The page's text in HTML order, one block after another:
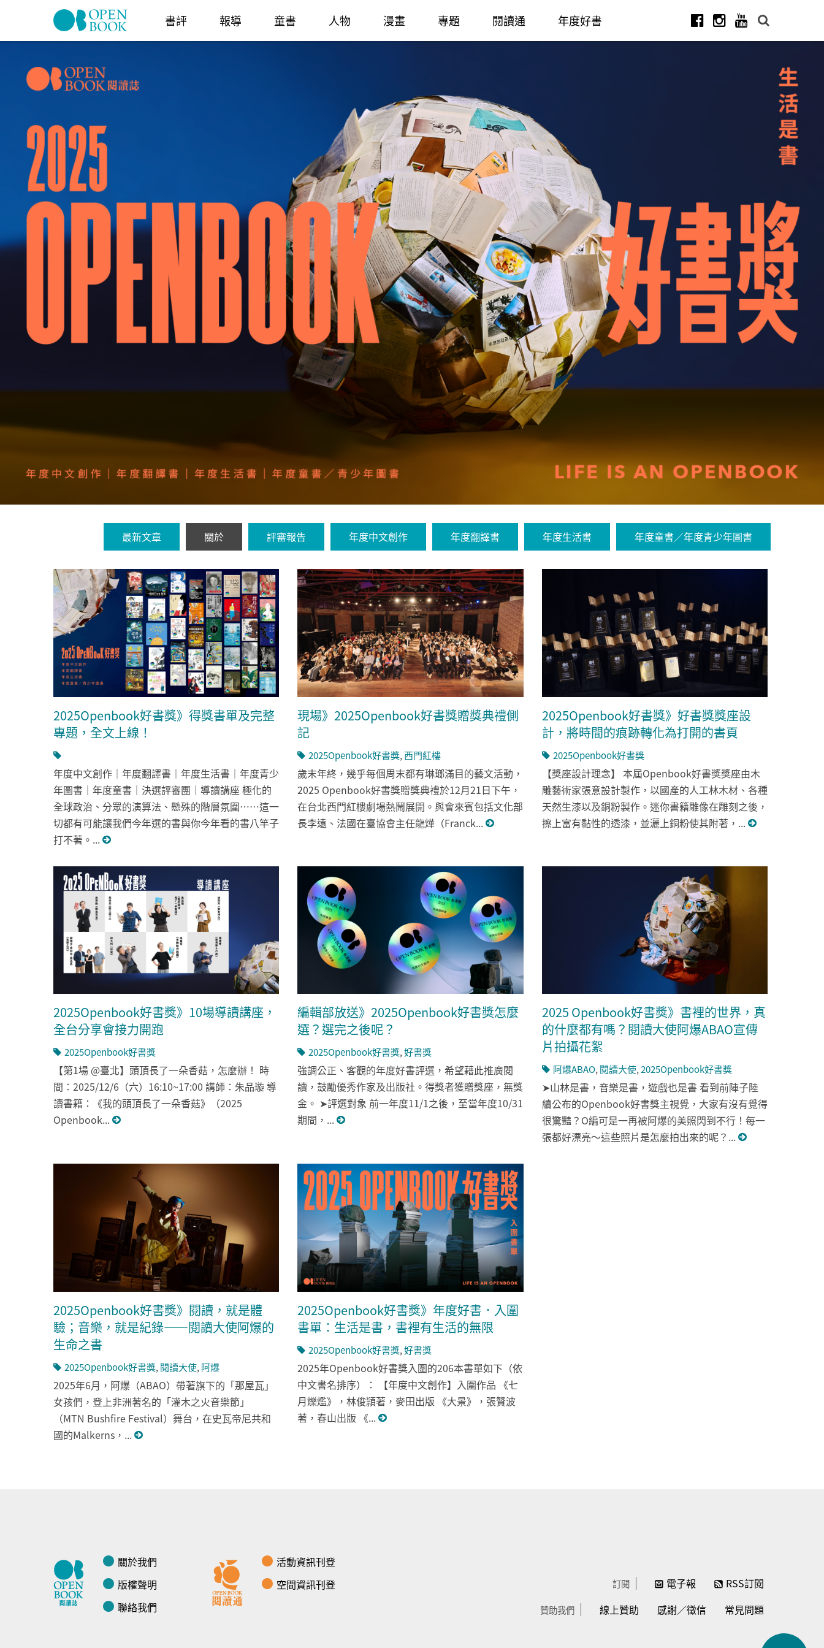
Skip to navigation
書評 報導 童書 人物 漫畫 專題 閱讀通 年度好書
最新文章 關於 評審報告 年度中文創作 年度翻譯書 年度生活書 年度童書／年度青少年圖書
2025Openbook好書獎》得獎書單及完整
專題，全文上線！
年度中文創作｜年度翻譯書｜年度生活書｜年度青少
年圖書｜年度童書｜決選評審團｜導讀講座 極化的
全球政治、分眾的演算法、懸殊的階層氛圍……這一
切都有可能讓我們今年選的書與你今年看的書八竿子
打不著。...
現場》2025Openbook好書獎贈獎典禮側
記
2025Openbook好書獎,西門紅樓
歲末年終，幾乎每個周末都有琳瑯滿目的藝文活動，
2025 Openbook好書獎贈獎典禮於12月21日下午，
在台北西門紅樓劇場熱鬧展開。與會來賓包括文化部
長李遠、法國在臺協會主任龍燁（Franck...
2025Openbook好書獎》好書獎獎座設
計，將時間的痕跡轉化為打開的書頁
2025Openbook好書獎
【獎座設計理念】 本屆Openbook好書獎獎座由木
雕藝術家張意設計製作，以國產的人工林木材、各種
天然生漆以及銅粉製作。迷你書籍雕像在雕刻之後，
擦上富有黏性的透漆，並灑上銅粉使其附著，...
2025Openbook好書獎》10場導讀講座，
全台分享會接力開跑
2025Openbook好書獎
【第1場 @臺北】頭頂長了一朵香菇，怎麼辦！ 時
間：2025/12/6（六）16:10~17:00 講師：朱品璇 導
讀書籍：《我的頭頂長了一朵香菇》（2025
Openbook...
編輯部放送》2025Openbook好書獎怎麼
選？選完之後呢？
2025Openbook好書獎,好書獎
強調公正、客觀的年度好書評選，希望藉此推廣閱
讀，鼓勵優秀作家及出版社。得獎者獲贈獎座，無獎
金。 ➤評選對象 前一年度11/1之後，至當年度10/31
期間，...
2025 Openbook好書獎》書裡的世界，真
的什麼都有嗎？閱讀大使阿爆ABAO宣傳
片拍攝花絮
阿爆ABAO,閱讀大使,2025Openbook好書獎
➤山林是書，音樂是書，遊戲也是書 看到前陣子陸
續公布的Openbook好書獎主視覺，大家有沒有覺得
很驚豔？O編可是一再被阿爆的美照閃到不行！每一
張都好漂亮～這些照片是怎麼拍出來的呢？...
2025Openbook好書獎》閱讀，就是體
驗；音樂，就是紀錄——閱讀大使阿爆的
生命之書
2025Openbook好書獎, 閱讀大使, 阿爆
2025年6月，阿爆（ABAO）帶著旗下的「那屋瓦」
女孩們，登上非洲著名的「灌木之火音樂節」
（MTN Bushfire Festival）舞台，在史瓦帝尼共和
國的Malkerns，...
2025Openbook好書獎》年度好書．入圍
書單：生活是書，書裡有生活的無限
2025Openbook好書獎,好書獎
2025年Openbook好書獎入圍的206本書單如下（依
中文書名排序）： 【年度中文創作】入圍作品 《七
月爍爁》，林俊頴著，麥田出版 《大景》，張贊波
著，春山出版 《...
關於我們
版權聲明
聯絡我們
活動資訊刊登
空間資訊刊登
訂閱 電子報 RSS訂閱
贊助我們 線上贊助 感謝／徵信 常見問題